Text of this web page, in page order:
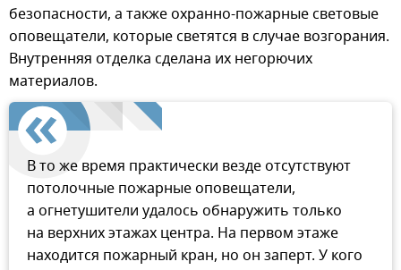
безопасности, а также охранно-пожарные световые
оповещатели, которые светятся в случае возгорания.
Внутренняя отделка сделана их негорючих
материалов.
В то же время практически везде отсутствуют
потолочные пожарные оповещатели,
а огнетушители удалось обнаружить только
на верхних этажах центра. На первом этаже
находится пожарный кран, но он заперт. У кого